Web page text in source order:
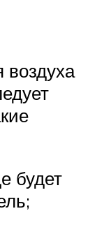
будет